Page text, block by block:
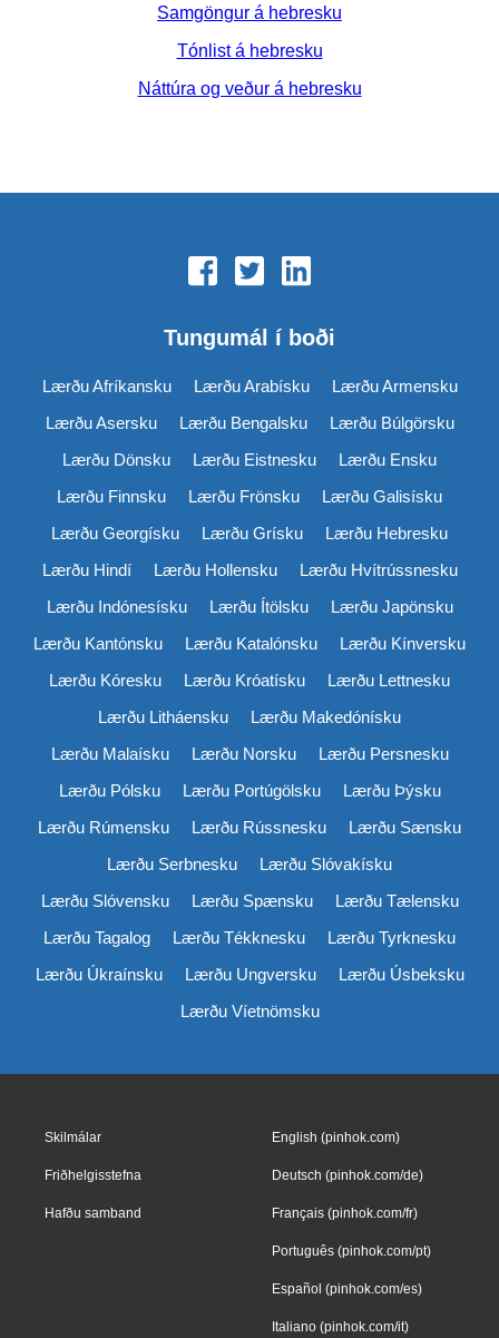
Samgöngur á hebresku
Tónlist á hebresku
Náttúra og veður á hebresku
Tungumál í boði
Lærðu Afríkansku Lærðu Arabísku
Lærðu Armensku
Lærðu Asersku
Lærðu Bengalsku
Lærðu Búlgörsku
Lærðu Dönsku
Lærðu Eistnesku
Lærðu Ensku
Lærðu Finnsku
Lærðu Frönsku
Lærðu Galisísku
Lærðu Georgísku
Lærðu Grísku
Lærðu Hebresku
Lærðu Hindí
Lærðu Hollensku
Lærðu Hvítrússnesku
Lærðu Indónesísku
Lærðu Ítölsku
Lærðu Japönsku
Lærðu Kantónsku
Lærðu Katalónsku
Lærðu Kínversku
Lærðu Kóresku
Lærðu Króatísku
Lærðu Lettnesku
Lærðu Litháensku
Lærðu Makedónísku
Lærðu Malaísku
Lærðu Norsku
Lærðu Persnesku
Lærðu Pólsku
Lærðu Portúgölsku
Lærðu Þýsku
Lærðu Rúmensku
Lærðu Rússnesku
Lærðu Sænsku
Lærðu Serbnesku
Lærðu Slóvakísku
Lærðu Slóvensku
Lærðu Spænsku
Lærðu Tælensku
Lærðu Tagalog
Lærðu Tékknesku
Lærðu Tyrknesku
Lærðu Úkraínsku
Lærðu Ungversku
Lærðu Úsbeksku
Lærðu Víetnömsku
Skilmálar
Friðhelgisstefna
Hafðu samband
English (pinhok.com)
Deutsch (pinhok.com/de)
Français (pinhok.com/fr)
Português (pinhok.com/pt)
Español (pinhok.com/es)
Italiano (pinhok.com/it)